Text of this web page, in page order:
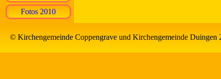
Fotos 2010
© Kirchengemeinde Coppengrave und Kirchengemeinde Duingen